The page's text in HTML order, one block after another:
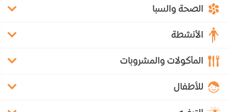
الصحة والسبا
الأنشطة
المأكولات والمشروبات
للأطفال